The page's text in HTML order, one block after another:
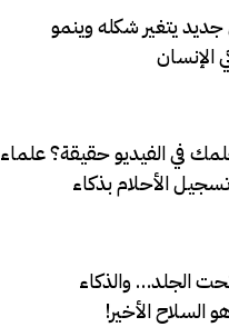
يتغير شكله وينمو
الإنسان
في الفيديو حقيقة؟ علماء
الأحلام بذكاء
الجلد… والذكاء
السلاح الأخير!